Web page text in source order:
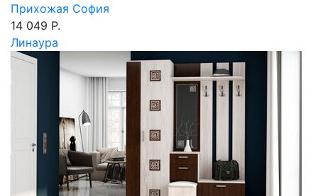
Прихожая София
14 049 Р.
Линаура